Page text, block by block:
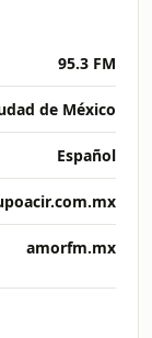
95.3 FM
de México
Español
amorfm.mx